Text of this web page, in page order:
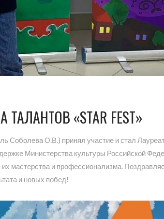
«STAR FEST»
Соболева О.В.) принял участие и стал
Министерства культуры Российской
мастерства и профессионализма.
и новых побед!